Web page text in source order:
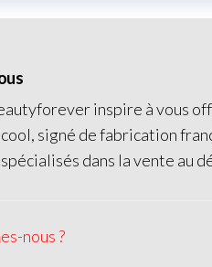
inspire à vous
signé de fabrication
spécialisés dans la vente au
nous ?